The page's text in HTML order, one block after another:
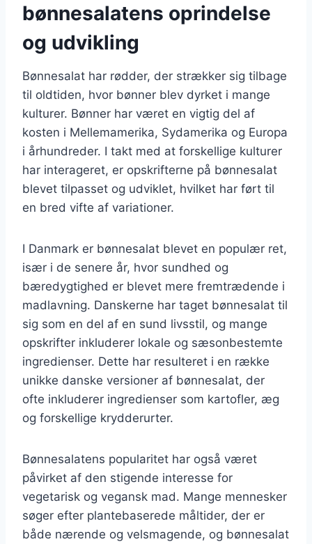
bønnesalatens oprindelse
og udvikling
Bønnesalat har rødder, der strækker sig tilbage
til oldtiden, hvor bønner blev dyrket i mange
kulturer. Bønner har været en vigtig del af
kosten i Mellemamerika, Sydamerika og Europa
i århundreder. I takt med at forskellige kulturer
har interageret, er opskrifterne på bønnesalat
blevet tilpasset og udviklet, hvilket har ført til
en bred vifte af variationer.
I Danmark er bønnesalat blevet en populær ret,
især i de senere år, hvor sundhed og
bæredygtighed er blevet mere fremtrædende i
madlavning. Danskerne har taget bønnesalat til
sig som en del af en sund livsstil, og mange
opskrifter inkluderer lokale og sæsonbestemte
ingredienser. Dette har resulteret i en række
unikke danske versioner af bønnesalat, der
ofte inkluderer ingredienser som kartofler, æg
og forskellige krydderurter.
Bønnesalatens popularitet har også været
påvirket af den stigende interesse for
vegetarisk og vegansk mad. Mange mennesker
søger efter plantebaserede måltider, der er
både nærende og velsmagende, og bønnesalat